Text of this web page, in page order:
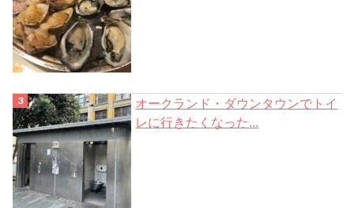
オークランド・ダウンタウンでトイ
レに行きたくなった...